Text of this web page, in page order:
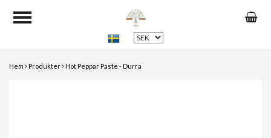
Hem Produkter Hot Peppar Paste - Durra